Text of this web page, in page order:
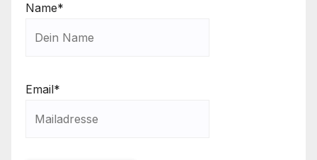
Name*
Email*